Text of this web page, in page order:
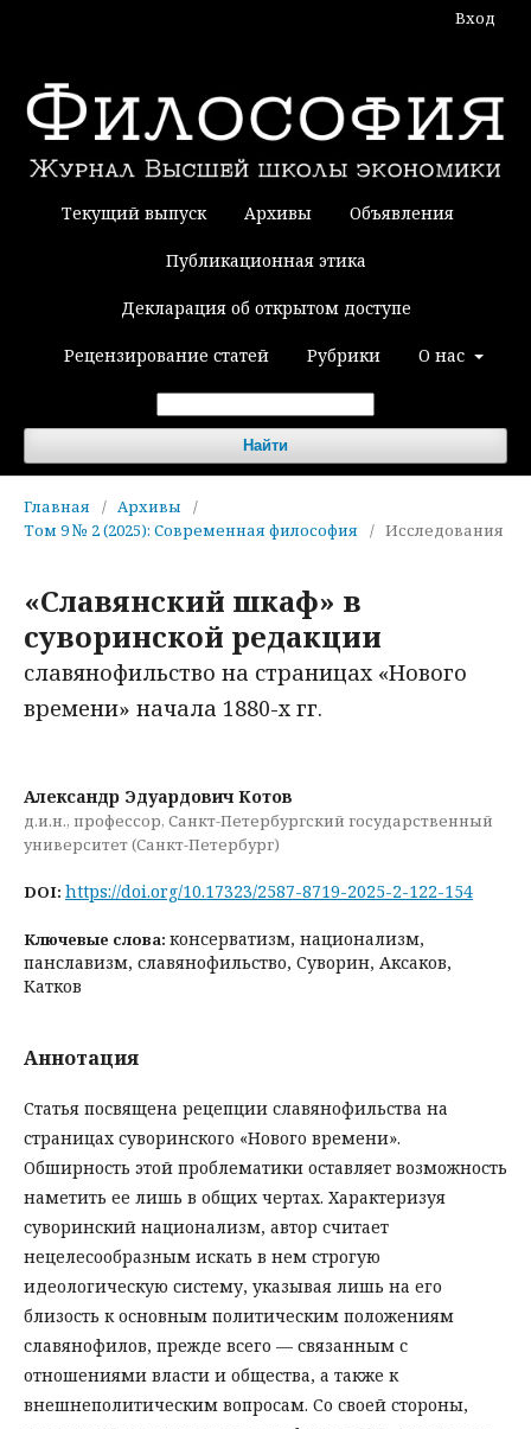
Текущий выпуск Архивы Объявления
Публикационная этика
Декларация об открытом доступе
Рецензирование статей Рубрики О нас
Найти
Вход
Главная / Архивы
/
Том 9 № 2 (2025): Современная философия
/ Исследования
«Славянский шкаф» в
суворинской редакции
славянофильство на страницах «Нового
времени» начала 1880-х гг.
Александр Эдуардович Котов
д.и.н., профессор, Санкт-Петербургский государственный
университет (Санкт-Петербург)
DOI: https://doi.org/10.17323/2587-8719-2025-2-122-154
Ключевые слова: консерватизм, национализм,
панславизм, славянофильство, Суворин, Аксаков,
Катков
Аннотация
Статья посвящена рецепции славянофильства на
страницах суворинского «Нового времени».
Обширность этой проблематики оставляет возможность
наметить ее лишь в общих чертах. Характеризуя
суворинский национализм, автор считает
нецелесообразным искать в нем строгую
идеологическую систему, указывая лишь на его
близость к основным политическим положениям
славянофилов, прежде всего — связанным с
отношениями власти и общества, а также к
внешнеполитическим вопросам. Со своей стороны,